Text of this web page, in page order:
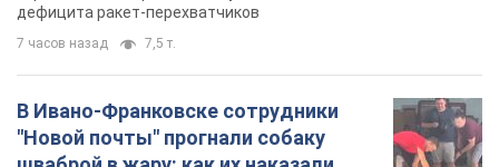
33 минуты назад 6,0 т.